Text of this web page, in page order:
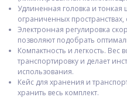
Удлиненная головка и
ограниченных
Электронная регулировка
позволяют подобрать
Компактность и легкость. Вес
транспортировку и делает
использования.
Кейс для хранения и
хранить весь комплект.